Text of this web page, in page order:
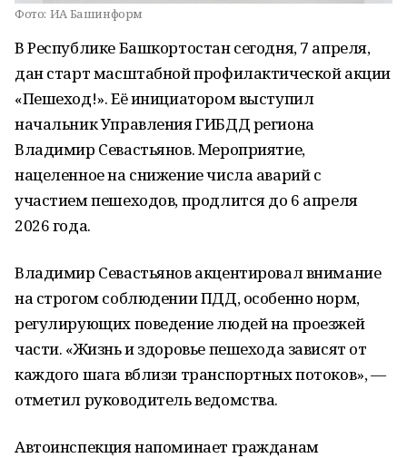
Фото: ИА Башинформ
В Республике Башкортостан сегодня, 7 апреля,
дан старт масштабной профилактической акции
«Пешеход!». Её инициатором выступил
начальник Управления ГИБДД региона
Владимир Севастьянов. Мероприятие,
нацеленное на снижение числа аварий с
участием пешеходов, продлится до 6 апреля
2026 года.
Владимир Севастьянов акцентировал внимание
на строгом соблюдении ПДД, особенно норм,
регулирующих поведение людей на проезжей
части. «Жизнь и здоровье пешехода зависят от
каждого шага вблизи транспортных потоков», —
отметил руководитель ведомства.
Автоинспекция напоминает гражданам